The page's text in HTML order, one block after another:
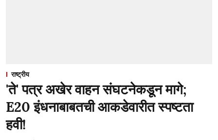
राष्ट्रीय
'ते' पत्र अखेर वाहन संघटनेकडून मागे;
E20 इंधनाबाबतची आकडेवारीत स्पष्टता
हवी!